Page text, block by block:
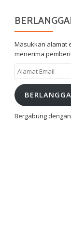
Masukkan alamat
menerima
Alamat
Email
Bergabung